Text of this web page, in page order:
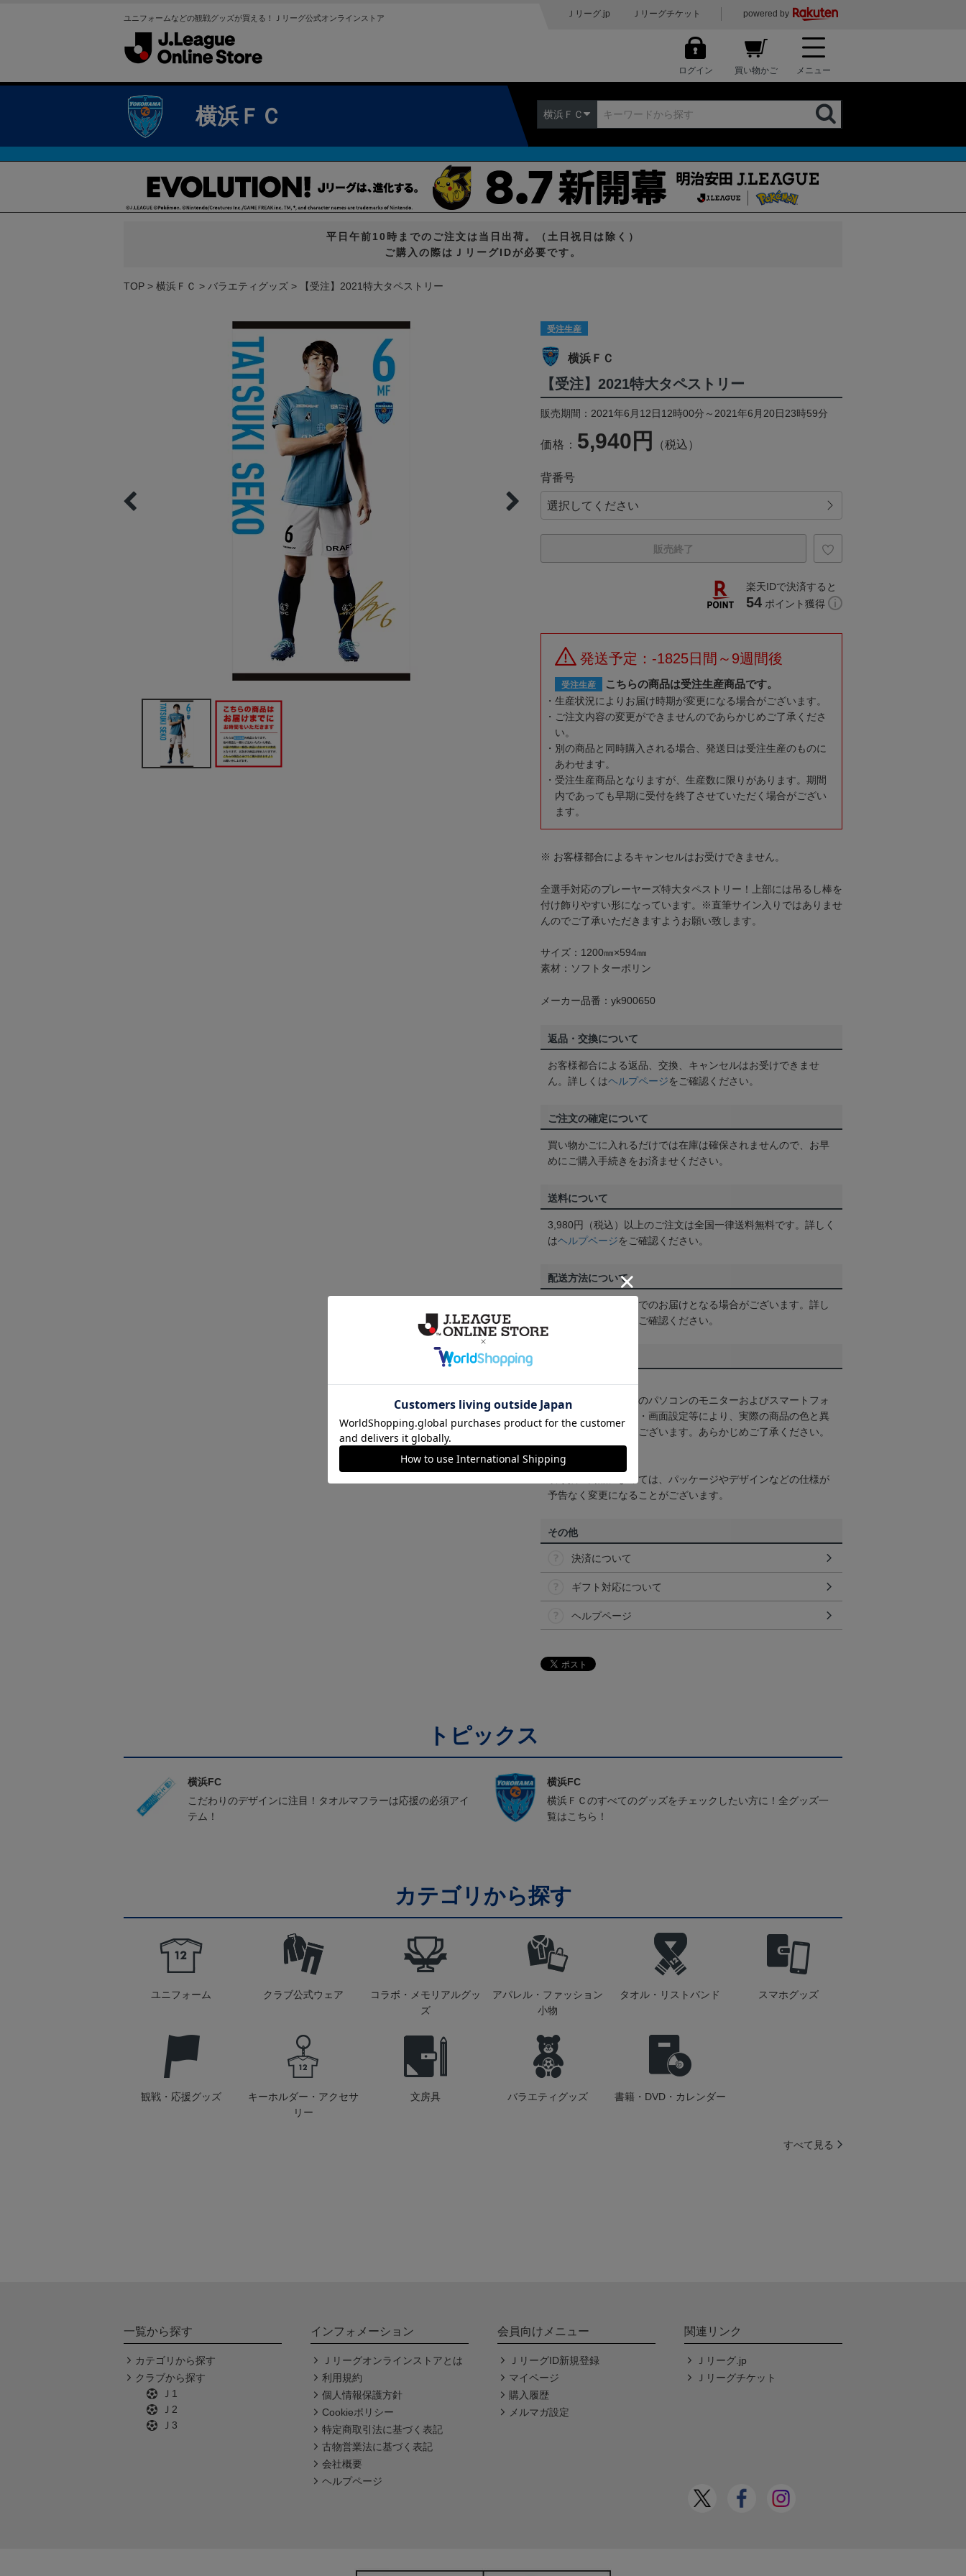
ユニフォームなどの観戦グッズが買える！Ｊリーグ公式オンラインストア Ｊリーグ.jp Ｊリーグチケット powered by
ログイン 買い物かご メニュー
横浜ＦＣ 横浜ＦＣ
平日午前10時までのご注文は当日出荷。（土日祝日は除く）
ご購入の際はＪリーグIDが必要です。
TOP 横浜ＦＣ バラエティグッズ 【受注】2021特大タペストリー
受注生産
横浜ＦＣ
【受注】2021特大タペストリー
販売期間：2021年6月12日12時00分～2021年6月20日23時59分
価格： 5,940円 （税込）
背番号
販売終了
楽天IDで決済すると
54 ポイント獲得
発送予定：-1825日間～9週間後
受注生産 こちらの商品は受注生産商品です。
生産状況によりお届け時期が変更になる場合がございます。
ご注文内容の変更ができませんのであらかじめご了承くださ
い。
別の商品と同時購入される場合、発送日は受注生産のものに
あわせます。
受注生産商品となりますが、生産数に限りがあります。期間
内であっても早期に受付を終了させていただく場合がござい
ます。
※ お客様都合によるキャンセルはお受けできません。
全選手対応のプレーヤーズ特大タペストリー！上部には吊るし棒を
付け飾りやすい形になっています。※直筆サイン入りではありませ
んのでご了承いただきますようお願い致します。
サイズ：1200㎜×594㎜
素材：ソフトターポリン
メーカー品番：yk900650
返品・交換について
お客様都合による返品、交換、キャンセルはお受けできませ
ん。詳しくはヘルプページをご確認ください。
ご注文の確定について
買い物かごに入れるだけでは在庫は確保されませんので、お早
めにご購入手続きをお済ませください。
送料について
3,980円（税込）以上のご注文は全国一律送料無料です。詳しく
はヘルプページをご確認ください。
配送方法について
一部商品はメール便でのお届けとなる場合がございます。詳し
をご確認ください。
【カラーについて】
商品画像は、お使いのパソコンのモニターおよびスマートフォ
ンのメーカー・機種・画面設定等により、実際の商品の色と異
なって見える場合がございます。あらかじめご了承ください。
【仕様について】
取り扱い商品によっては、パッケージやデザインなどの仕様が
予告なく変更になることがございます。
その他
決済について
ギフト対応について
ヘルプページ
トピックス
横浜FC
こだわりのデザインに注目！タオルマフラーは応援の必須アイ
テム！
横浜FC
横浜ＦＣのすべてのグッズをチェックしたい方に！全グッズ一
覧はこちら！
カテゴリから探す
ユニフォーム クラブ公式ウェア
コラボ・メモリアルグッ
ズ
アパレル・ファッション
小物
タオル・リストバンド スマホグッズ
観戦・応援グッズ
キーホルダー・アクセサ
リー
文房具 バラエティグッズ 書籍・DVD・カレンダー
すべて見る
一覧から探す
カテゴリから探す
クラブから探す
Ｊ1
Ｊ2
Ｊ3
インフォメーション
Ｊリーグオンラインストアとは
利用規約
個人情報保護方針
Cookieポリシー
特定商取引法に基づく表記
古物営業法に基づく表記
会社概要
ヘルプページ
会員向けメニュー
ＪリーグID新規登録
マイページ
購入履歴
メルマガ設定
関連リンク
Ｊリーグ.jp
Ｊリーグチケット